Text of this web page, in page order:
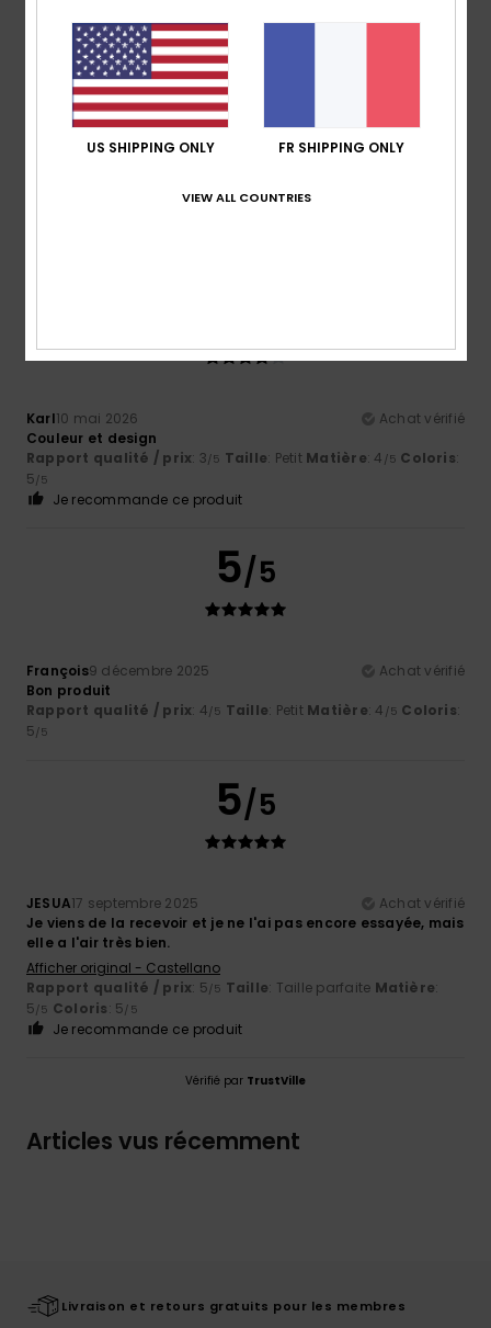
Taille
Trop petit Trop grand
5.0
Karl10 mai 2026
Achat vérifié
Couleur et design
Rapport qualité / prix: 3/5 Taille: Petit Matière: 4 /5 Coloris:
5/5
Je recommande ce produit
5/5
François9 décembre 2025
Achat vérifié
Bon produit
Rapport qualité / prix: 4/5 Taille: Petit Matière: 4 /5 Coloris:
5/5
5/5
JESUA17 septembre 2025
Achat vérifié
Je viens de la recevoir et je ne l'ai pas encore essayée, mais
elle a l'air très bien.
Afficher original - Castellano
Rapport qualité / prix: 5/5 Taille: Taille parfaite Matière:
5/5 Coloris: 5/5
Je recommande ce produit
Vérifié par TrustVille
Articles vus récemment
Livraison et retours gratuits pour les membres
US SHIPPING ONLY FR SHIPPING ONLY
VIEW ALL COUNTRIES